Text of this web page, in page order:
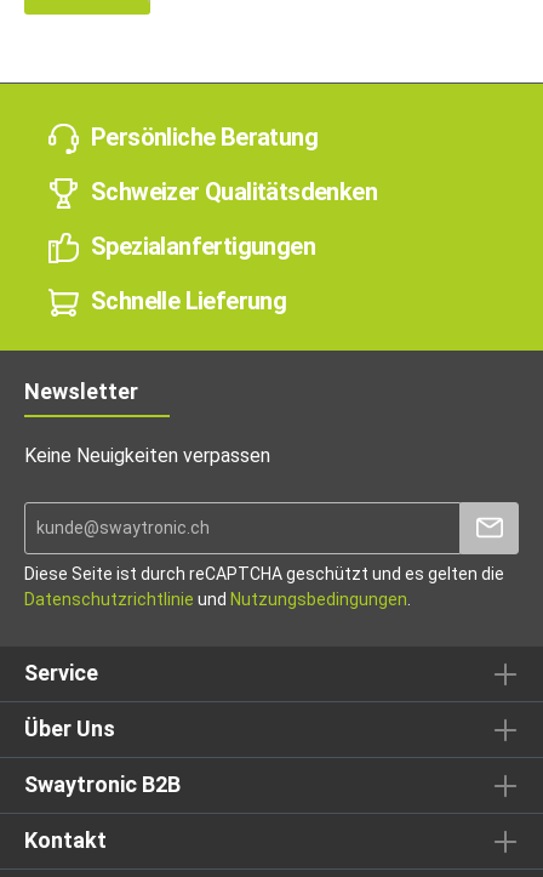
Persönliche Beratung
Schweizer Qualitätsdenken
Spezialanfertigungen
Schnelle Lieferung
Newsletter
Keine Neuigkeiten verpassen
Diese Seite ist durch reCAPTCHA geschützt und es gelten die
Datenschutzrichtlinie und Nutzungsbedingungen
Service
Über Uns
Swaytronic B2B
Kontakt